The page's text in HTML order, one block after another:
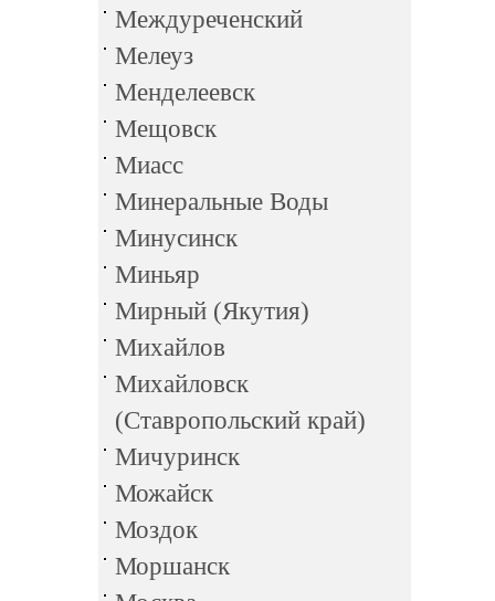
Междуреченский
Мелеуз
Менделеевск
Мещовск
Миасс
Минеральные Воды
Минусинск
Миньяр
Мирный (Якутия)
Михайлов
Михайловск
(Ставропольский край)
Мичуринск
Можайск
Моздок
Моршанск